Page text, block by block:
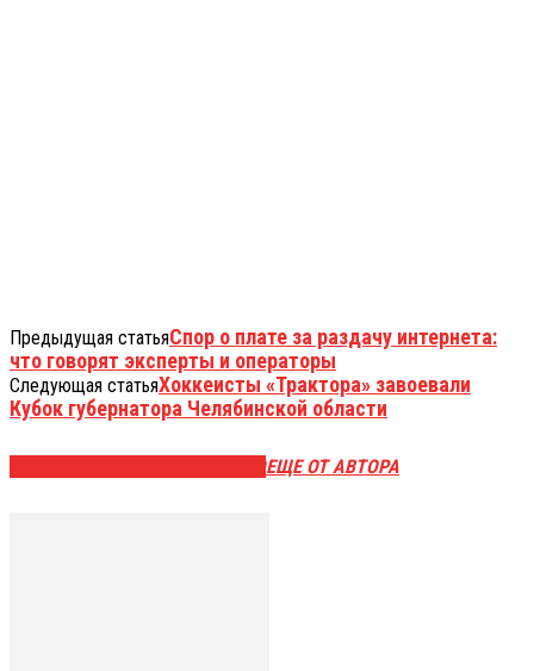
Предыдущая статьяСпор о плате за раздачу интернета:
что говорят эксперты и операторы
Следующая статьяХоккеисты «Трактора» завоевали
Кубок губернатора Челябинской области
ЕЩЕ ОТ АВТОРА